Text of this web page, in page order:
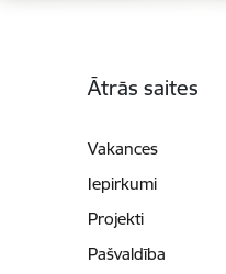
Ātrās saites
Vakances
Iepirkumi
Projekti
Pašvaldība